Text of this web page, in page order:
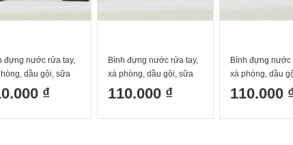
đựng nước rửa tay,
dầu gội, sữa
thể màu xanh
mát Bát Tràng
₫
Bình đựng nước rửa tay,
xà phòng, dầu gội, sữa
dưỡng thể màu xanh cổ
vịt Bát Tràng
110.000 ₫
Bình đựng nước
xà phòng, dầu
dưỡng thể màu
Tràng
110.000